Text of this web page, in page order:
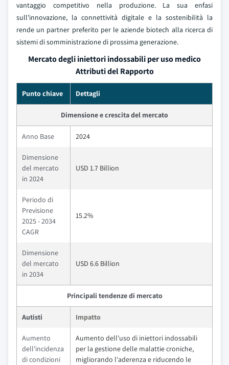
vantaggio competitivo nella produzione. La sua enfasi
sull'innovazione, la connettività digitale e la sostenibilità la
rende un partner preferito per le aziende biotech alla ricerca di
sistemi di somministrazione di prossima generazione.
Mercato degli iniettori indossabili per uso medico
Attributi del Rapporto
Punto chiave Dettagli
Dimensione e crescita del mercato
Anno Base 2024
Dimensione
del mercato
in 2024
USD 1.7 Billion
Periodo di
Previsione
2025 - 2034
CAGR
15.2%
Dimensione
del mercato
in 2034
USD 6.6 Billion
Principali tendenze di mercato
Autisti Impatto
Aumento
dell'incidenza
di condizioni
Aumento dell'uso di iniettori indossabili
per la gestione delle malattie croniche,
migliorando l'aderenza e riducendo le